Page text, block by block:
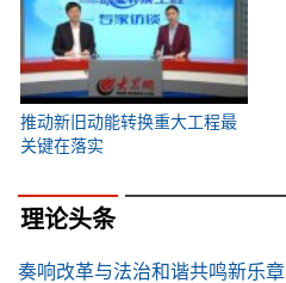
推动新旧动能转换重大工程最
关键在落实
理论头条
奏响改革与法治和谐共鸣新乐章